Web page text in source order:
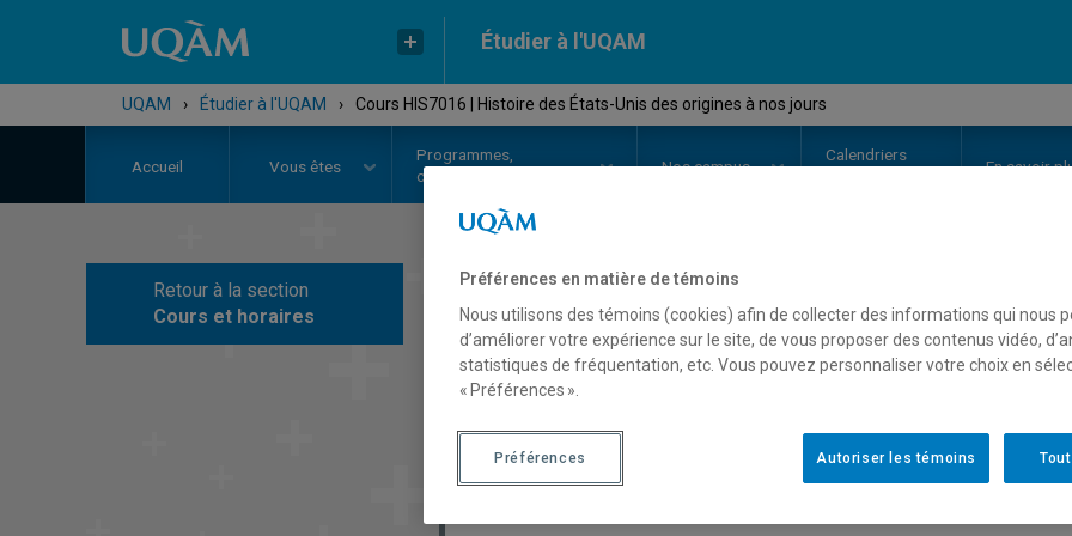
Étudier à l'UQAM
UQAM › Étudier à l'UQAM › Cours HIS7016 | Histoire des États-Unis des origines à nos jours
Accueil Vous êtes
Programmes,
cours et admission
Noscampus
Calendriers
En savoir
Retour à la section
Cours et horaires
COURS// HIS7016-Histoire des
nos jours
Description Horaire - Été 2026
Préférences en matière de témoins
Nous utilisons des témoins (cookies) afin de collecter des informations qui nous
d’améliorer votre expérience sur le site, de vous proposer des contenus vidéo,
statistiques de fréquentation, etc. Vous pouvez personnaliser votre choix en
« Préférences ».
Autoriser les témoins
Préférences